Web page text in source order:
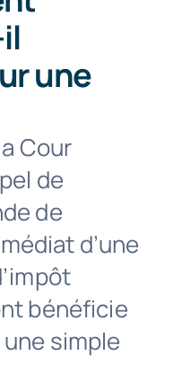
une
Cour
de
de
d’une
bénéficie
simple